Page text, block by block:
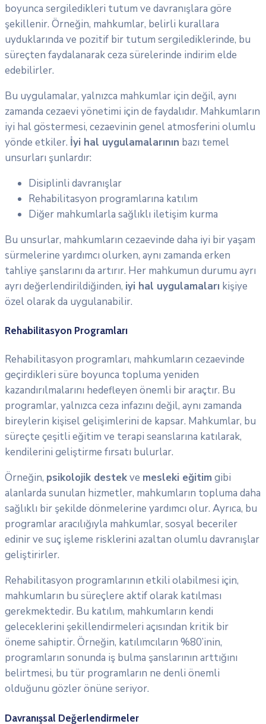
boyunca sergiledikleri tutum ve davranışlara göre
şekillenir. Örneğin, mahkumlar, belirli kurallara
uyduklarında ve pozitif bir tutum sergilediklerinde, bu
süreçten faydalanarak ceza sürelerinde indirim elde
edebilirler.
Bu uygulamalar, yalnızca mahkumlar için değil, aynı
zamanda cezaevi yönetimi için de faydalıdır. Mahkumların
iyi hal göstermesi, cezaevinin genel atmosferini olumlu
yönde etkiler. İyi hal uygulamalarının bazı temel
unsurları şunlardır:
Disiplinli davranışlar
Rehabilitasyon programlarına katılım
Diğer mahkumlarla sağlıklı iletişim kurma
Bu unsurlar, mahkumların cezaevinde daha iyi bir yaşam
sürmelerine yardımcı olurken, aynı zamanda erken
tahliye şanslarını da artırır. Her mahkumun durumu ayrı
ayrı değerlendirildiğinden, iyi hal uygulamaları kişiye
özel olarak da uygulanabilir.
Rehabilitasyon Programları
Rehabilitasyon programları, mahkumların cezaevinde
geçirdikleri süre boyunca topluma yeniden
kazandırılmalarını hedefleyen önemli bir araçtır. Bu
programlar, yalnızca ceza infazını değil, aynı zamanda
bireylerin kişisel gelişimlerini de kapsar. Mahkumlar, bu
süreçte çeşitli eğitim ve terapi seanslarına katılarak,
kendilerini geliştirme fırsatı bulurlar.
Örneğin, psikolojik destekve mesleki eğitim gibi
alanlarda sunulan hizmetler, mahkumların topluma daha
sağlıklı bir şekilde dönmelerine yardımcı olur. Ayrıca, bu
programlar aracılığıyla mahkumlar, sosyal beceriler
edinir ve suç işleme risklerini azaltan olumlu davranışlar
geliştirirler.
Rehabilitasyon programlarının etkili olabilmesi için,
mahkumların bu süreçlere aktif olarak katılması
gerekmektedir. Bu katılım, mahkumların kendi
geleceklerini şekillendirmeleri açısından kritik bir
öneme sahiptir. Örneğin, katılımcıların %80’inin,
programların sonunda iş bulma şanslarının arttığını
belirtmesi, bu tür programların ne denli önemli
olduğunu gözler önüne seriyor.
Davranışsal Değerlendirmeler